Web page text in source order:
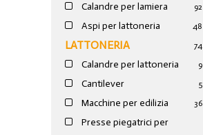
Calandre per lamiera 92
Aspi per lattoneria 48
LATTONERIA 74
Calandre per lattoneria 9
Cantilever 5
Macchine per edilizia 36
Presse piegatrici per